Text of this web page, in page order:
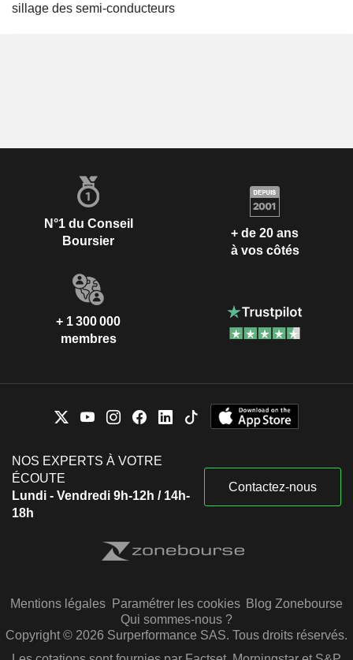
sillage des semi-conducteurs
N°1 du Conseil
Boursier
+ de 20 ans
à vos côtés
+ 1 300 000
membres
NOS EXPERTS À VOTRE
ÉCOUTE
Lundi - Vendredi 9h-12h / 14h-
18h
Contactez-nous
Mentions légales Paramétrer les cookies Blog Zonebourse
Qui sommes-nous ?
Copyright © 2026 Surperformance SAS. Tous droits réservés.